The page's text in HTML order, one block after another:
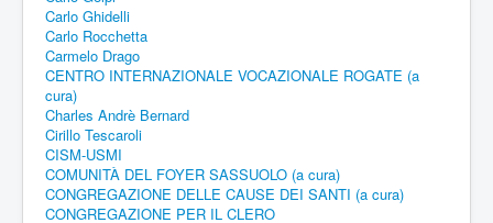
Carlo Ghidelli
Carlo Rocchetta
Carmelo Drago
CENTRO INTERNAZIONALE VOCAZIONALE ROGATE (a
cura)
Charles Andrè Bernard
Cirillo Tescaroli
CISM-USMI
COMUNITÀ DEL FOYER SASSUOLO (a cura)
CONGREGAZIONE DELLE CAUSE DEI SANTI (a cura)
CONGREGAZIONE PER IL CLERO